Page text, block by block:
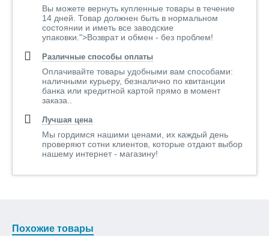
Вы можете вернуть купленные товары в течение
14 дней. Товар должнен быть в нормальном
состоянии и иметь все заводские
упаковки.">Возврат и обмен - без проблем!
Различные способы оплаты
Оплачивайте товары удобными вам способами:
наличными курьеру, безналично по квитанции
банка или кредитной картой прямо в момент
заказа..
Лучшая цена
Мы гордимся нашими ценами, их каждый день
проверяют сотни клиентов, которые отдают выбор
нашему интернет - магазину!
Похожие товары